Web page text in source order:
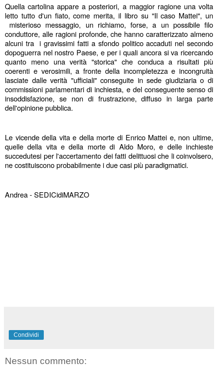
Quella cartolina appare a posteriori, a maggior ragione una volta
letto tutto d'un fiato, come merita, il libro su "Il caso Mattei", un
misterioso messaggio, un richiamo, forse, a un possibile filo
conduttore, alle ragioni profonde, che hanno caratterizzato almeno
alcuni tra  i gravissimi fatti a sfondo politico accaduti nel secondo
dopoguerra nel nostro Paese, e per i quali ancora si va ricercando
quanto meno una verità "storica" che conduca a risultati più
coerenti e verosimili, a fronte della incompletezza e incongruità
lasciate dalle verità "ufficiali" conseguite in sede giudiziaria o di
commissioni parlamentari di inchiesta, e del conseguente senso di
insoddisfazione, se non di frustrazione, diffuso in larga parte
dell'opinione pubblica.
Le vicende della vita e della morte di Enrico Mattei e, non ultime,
quelle della vita e della morte di Aldo Moro, e delle inchieste
succedutesi per l'accertamento dei fatti delittuosi che li coinvolsero,
ne costituiscono probabilmente i due casi più paradigmatici.
Andrea - SEDICidiMARZO
Condividi
Nessun commento: